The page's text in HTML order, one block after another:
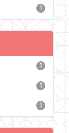
1
1
1
1